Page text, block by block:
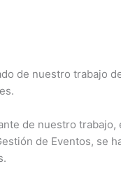
de nuestro trabajo
de nuestro trabajo,
de Eventos, se